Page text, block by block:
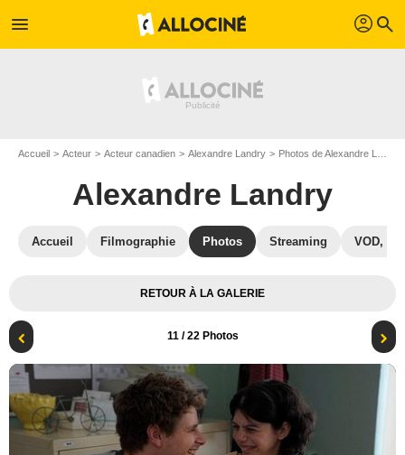
menu profil search
Accueil Acteur Acteur canadien Alexandre Landry Photos de Alexandre Landry
Alexandre Landry
Accueil Filmographie Photos Streaming VOD,
RETOUR À LA GALERIE
11/ 22 Photos